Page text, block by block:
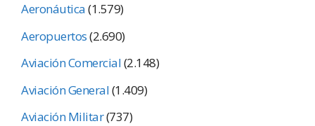
Aeronáutica(1.579)
Aeropuertos(2.690)
Aviación Comercial(2.148)
Aviación General(1.409)
Aviación Militar(737)